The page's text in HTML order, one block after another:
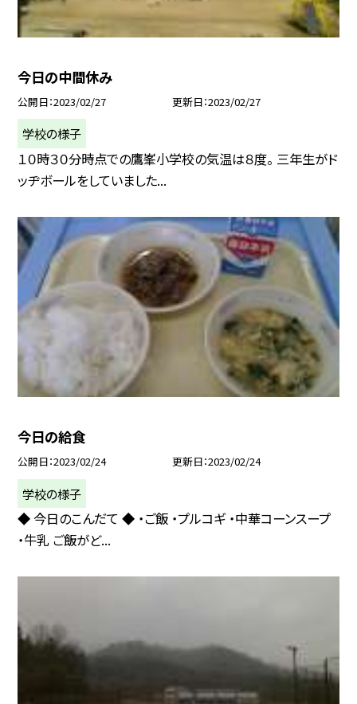
今日の中間休み
公開日 2023/02/27 更新日 2023/02/27
学校の様子
１０時３０分時点での鷹峯小学校の気温は８度。 三年生がド
ッヂボールをしていました...
今日の給食
公開日 2023/02/24 更新日 2023/02/24
学校の様子
◆ 今日のこんだて ◆ ・ご飯 ・プルコギ ・中華コーンスープ
・牛乳 ご飯がど...